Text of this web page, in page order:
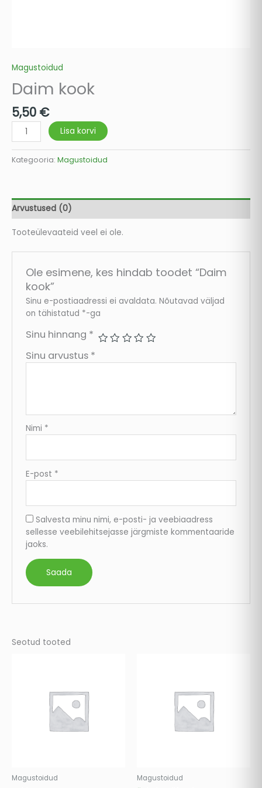
Magustoidud
Daim kook
5,50 €
Lisa korvi
Kategooria: Magustoidud
Arvustused (0)
Tooteülevaateid veel ei ole.
Ole esimene, kes hindab toodet “Daim
kook”
Sinu e-postiaadressi ei avaldata. Nõutavad väljad
on tähistatud *-ga
Sinu hinnang *
Sinu arvustus *
Nimi *
E-post *
Salvesta minu nimi, e-posti- ja veebiaadress
sellesse veebilehitsejasse järgmiste kommentaaride
jaoks.
Seotud tooted
Magustoidud Magustoidud